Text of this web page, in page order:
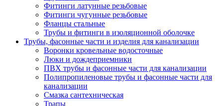
Фитинги латунные резьбовые
Фитинги чугунные резьбовые
Фланцы стальные
Трубы и фитинги в изоляционной оболочке
Трубы, фасонные части и изделия для канализации
Воронки кровельные водосточные
Люки и дождеприемники
ПВХ трубы и фасонные части для канализации
Полипропиленовые трубы и фасонные части для
канализации
Смазка сантехническая
Трапы